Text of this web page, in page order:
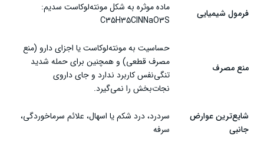
فرمول شیمیایی
ماده موثره به شکل مونته‌لوکاست سدیم:
C35H35ClNNaO3S
منع مصرف
حساسیت به مونته‌لوکاست یا اجزای دارو (منع
مصرف قطعی) و همچنین برای حمله شدید
تنگی‌نفس کاربرد ندارد و جای داروی
نجات‌بخش را نمی‌گیرد.
شایع‌ترین عوارض
جانبی
سردرد، درد شکم یا اسهال، علائم سرماخوردگی،
سرفه